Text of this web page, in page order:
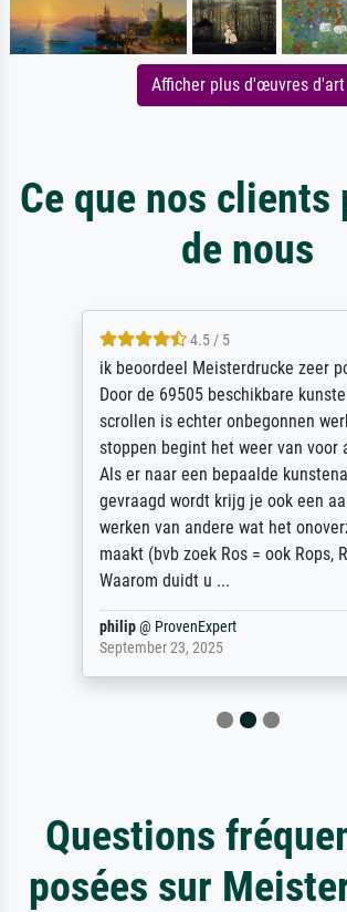
Afficher plus d'œuvres d'art
Ce que nos clients
de nous
4.5 / 5
ik beoordeel Meisterdrucke zeer
Door de 69505 beschikbare
scrollen is echter onbegonnen
stoppen begint het weer van voor
Als er naar een bepaalde
gevraagd wordt krijg je ook een
werken van andere wat het
maakt (bvb zoek Ros = ook Rops,
Waarom duidt u ...
philip@ProvenExpert
September 23, 2025
Questions
posées sur